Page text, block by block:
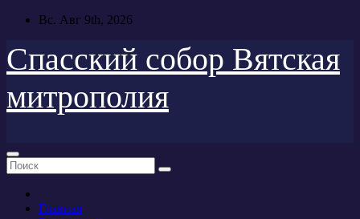
Перейти
содержимому
Вс. Авг 9th, 2026
Спасский собор Вятская
митрополия
Главная